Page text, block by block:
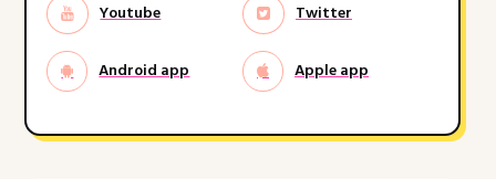
Youtube Twitter
Android app Apple app